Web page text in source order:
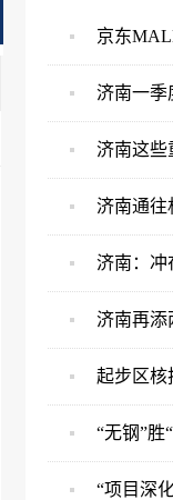
京东
济南一季
济南这些
济南通往
济南：冲
济南再添
起步区核
“无钢”胜
“项目深